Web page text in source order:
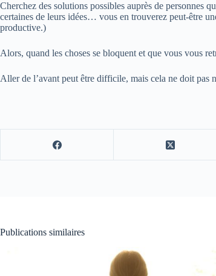
Cherchez des solutions possibles auprès de personnes
certaines de leurs idées… vous en trouverez peut-être
productive.)
Alors, quand les choses se bloquent et que vous vous
Aller de l’avant peut être difficile, mais cela ne doit pas
Publications similaires